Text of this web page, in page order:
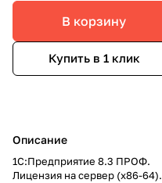
В корзину
Купить в 1 клик
Описание
1С:Предприятие 8.3 ПРОФ.
Лицензия на сервер (x86-64).